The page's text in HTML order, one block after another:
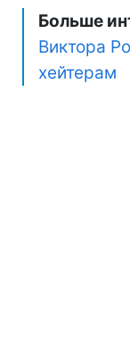
Больше
Виктора
хейтерам